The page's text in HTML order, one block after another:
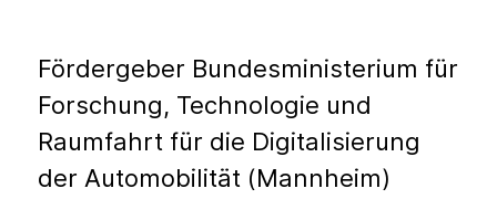
Fördergeber Bundesministerium für
Forschung, Technologie und
Raumfahrt für die Digitalisierung
der Automobilität (Mannheim)